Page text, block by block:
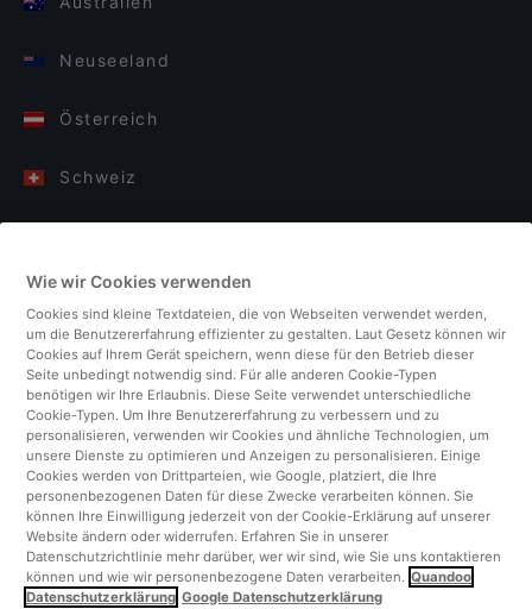
Neuseeland
Österreich
Schweiz
Italien
Finnland
Vereinigtes Königreich
Türkei
Niederlande
Singapur
Wie wir Cookies verwenden
Cookies sind kleine Textdateien, die von Webseiten verwendet werden,
um die Benutzererfahrung effizienter zu gestalten. Laut Gesetz können wir
Cookies auf Ihrem Gerät speichern, wenn diese für den Betrieb dieser
Seite unbedingt notwendig sind. Für alle anderen Cookie-Typen
benötigen wir Ihre Erlaubnis. Diese Seite verwendet unterschiedliche
Cookie-Typen. Um Ihre Benutzererfahrung zu verbessern und zu
personalisieren, verwenden wir Cookies und ähnliche Technologien, um
unsere Dienste zu optimieren und Anzeigen zu personalisieren. Einige
Cookies werden von Drittparteien, wie Google, platziert, die Ihre
personenbezogenen Daten für diese Zwecke verarbeiten können. Sie
können Ihre Einwilligung jederzeit von der Cookie-Erklärung auf unserer
Website ändern oder widerrufen. Erfahren Sie in unserer
Datenschutzrichtlinie mehr darüber, wer wir sind, wie Sie uns kontaktieren
können und wie wir personenbezogene Daten verarbeiten. Quandoo
Datenschutzerklärung Google Datenschutzerklärung